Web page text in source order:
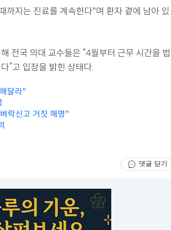
까지는 진료를 계속한다"며 환자 곁에 남아 있
전국 의대 교수들은 “4월부터 근무 시간을 법
”고 입장을 밝힌 상태다.
달라"
락신고 거짓 해명"
댓글 닫기